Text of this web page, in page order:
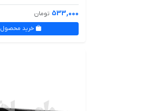
533,000 تومان
خرید محصول